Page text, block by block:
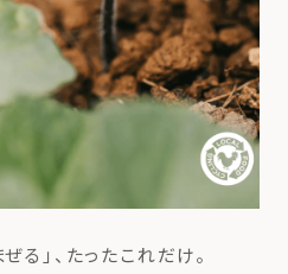
る」、たったこれだけ。